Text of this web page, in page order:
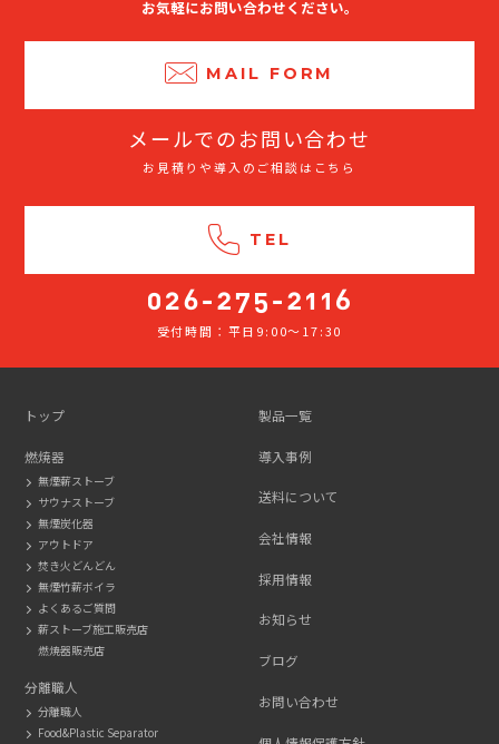
お気軽にお問い合わせください。
MAIL FORM
メールでのお問い合わせ
お見積りや導入のご相談はこちら
TEL
受付時間：平日9:00～17:30
トップ
燃焼器
無煙薪ストーブ
サウナストーブ
無煙炭化器
アウトドア
焚き火どんどん
無煙竹薪ボイラ
よくあるご質問
薪ストーブ施工販売店
燃焼器販売店
分離職人
分離職人
Food&Plastic Separator
製品一覧
導入事例
送料について
会社情報
採用情報
お知らせ
ブログ
お問い合わせ